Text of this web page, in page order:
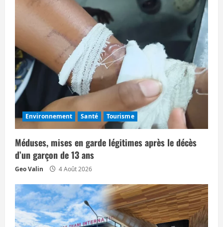
e
Environnement Santé Tourisme
Méduses, mises en garde légitimes après le décès
d’un garçon de 13 ans
Geo Valin 4 Août 2026